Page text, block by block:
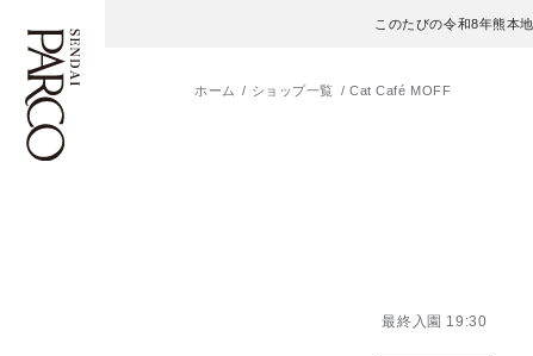
このたびの令和8年熊本
ホーム ショップ一覧 Cat Café MOFF
最終入園 19:30